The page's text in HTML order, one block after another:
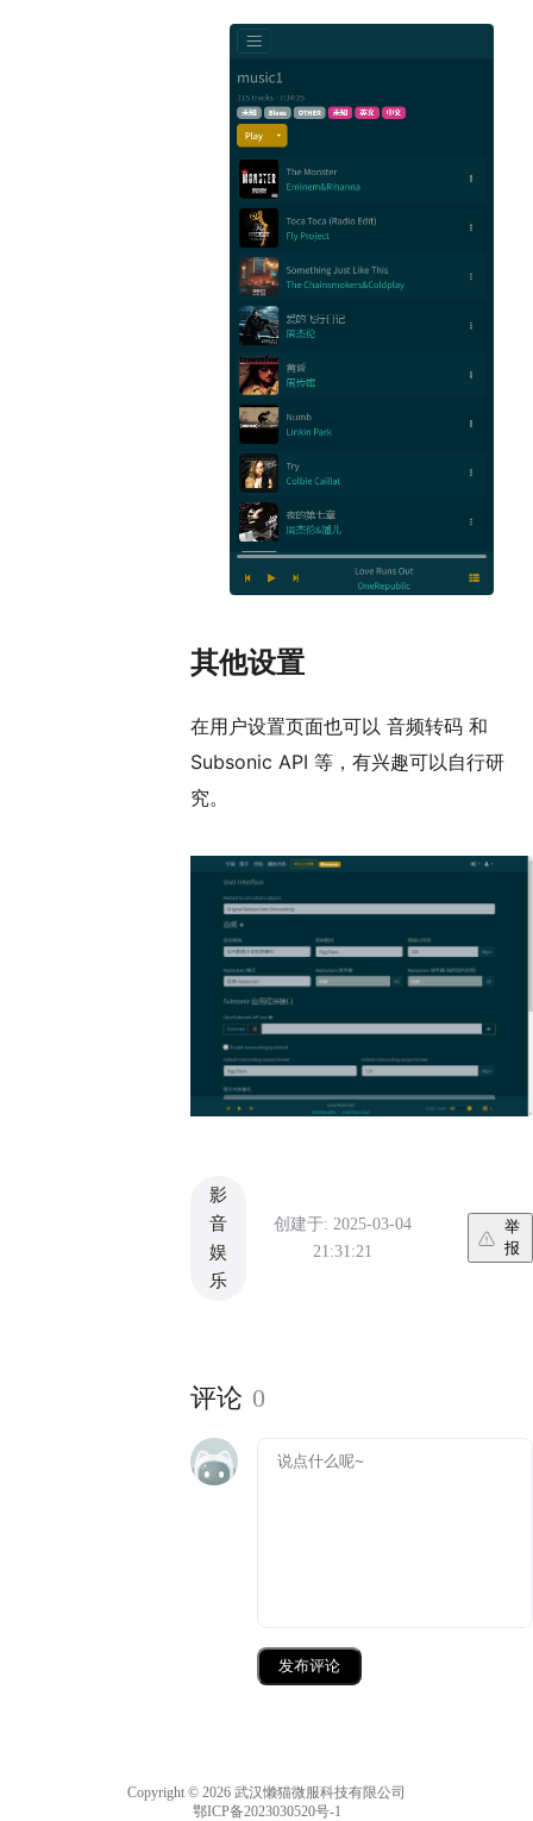
其他设置
在用户设置页面也可以 音频转码 和
Subsonic API 等，有兴趣可以自行研
究。
影
音
娱
乐
创建于: 2025-03-04
21:31:21
举
报
评论 0
发布评论
Copyright © 2026 武汉懒猫微服科技有限公司
鄂ICP备2023030520号-1